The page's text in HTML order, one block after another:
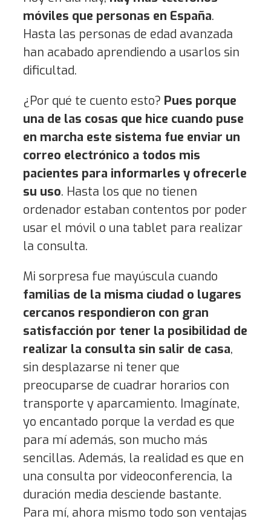
móviles que personas en España.
Hasta las personas de edad avanzada
han acabado aprendiendo a usarlos sin
dificultad.
¿Por qué te cuento esto? Pues porque
una de las cosas que hice cuando puse
en marcha este sistema fue enviar un
correo electrónico a todos mis
pacientes para informarles y ofrecerle
su uso. Hasta los que no tienen
ordenador estaban contentos por poder
usar el móvil o una tablet para realizar
la consulta.
Mi sorpresa fue mayúscula cuando
familias de la misma ciudad o lugares
cercanos respondieron con gran
satisfacción por tener la posibilidad de
realizar la consulta sin salir de casa,
sin desplazarse ni tener que
preocuparse de cuadrar horarios con
transporte y aparcamiento. Imagínate,
yo encantado porque la verdad es que
para mí además, son mucho más
sencillas. Además, la realidad es que en
una consulta por videoconferencia, la
duración media desciende bastante.
Para mí, ahora mismo todo son ventajas